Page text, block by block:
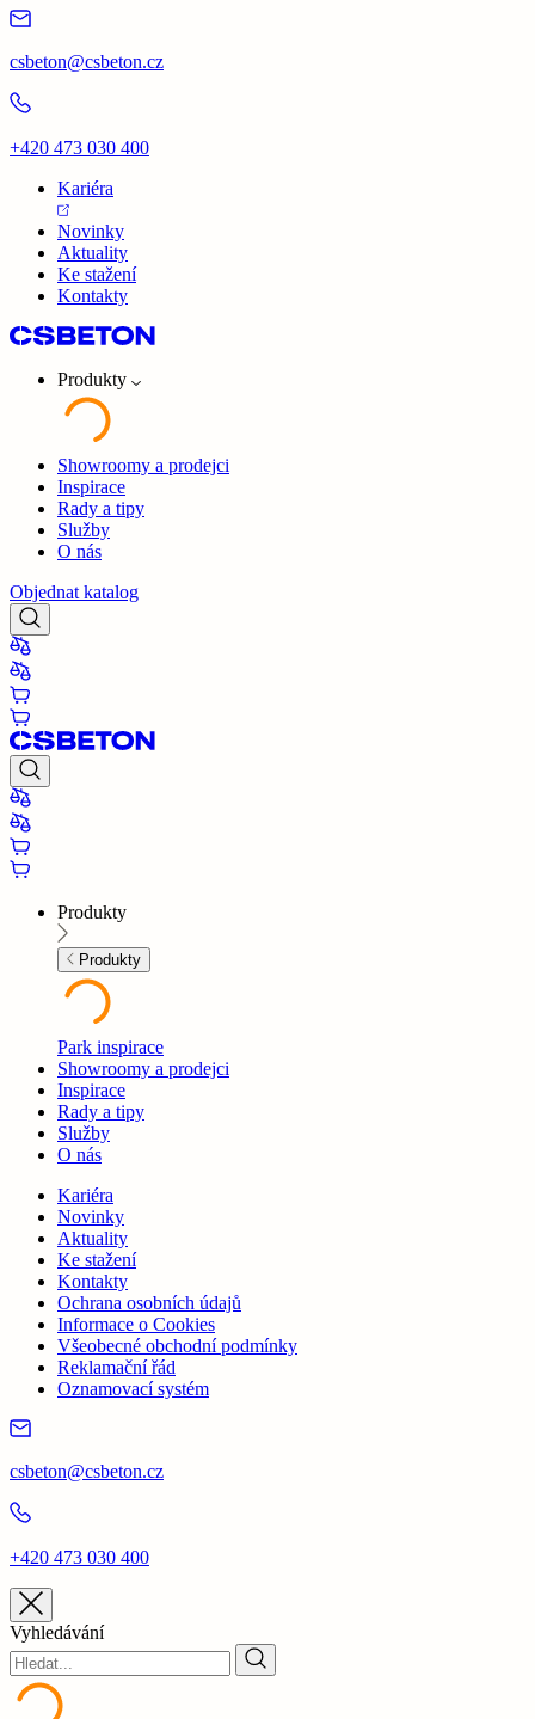
csbeton@csbeton.cz
+420 473 030 400
Kariéra
Novinky
Aktuality
Ke stažení
Kontakty
Produkty
Showroomy a prodejci
Inspirace
Rady a tipy
Služby
O nás
Objednat katalog
Produkty
Produkty
Park inspirace
Showroomy a prodejci
Inspirace
Rady a tipy
Služby
O nás
Kariéra
Novinky
Aktuality
Ke stažení
Kontakty
Ochrana osobních údajů
Informace o Cookies
Všeobecné obchodní podmínky
Reklamační řád
Oznamovací systém
csbeton@csbeton.cz
+420 473 030 400
Vyhledávání